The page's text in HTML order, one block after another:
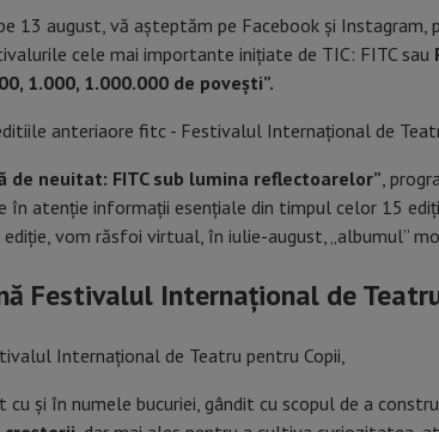
13 august, vă așteptăm pe Facebook și
cele mai importante inițiate de TIC: FITC sau
1.000, 1.000.000 de povești”.
de neuitat: FITC sub lumina reflectoarelor” ,
în atenție informații esențiale din timpul celor 15
vom răsfoi virtual, în iulie-august, „albumul”
Festivalul Internațional de
și în numele bucuriei, gândit cu scopul de a